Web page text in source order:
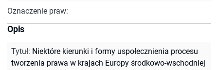
Oznaczenie praw:
Opis
Tytuł: Niektóre kierunki i formy uspołecznienia procesu
tworzenia prawa w krajach Europy środkowo-wschodniej